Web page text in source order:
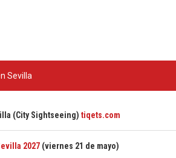
Sevilla
(City Sightseeing) tiqets.com
2027 (viernes 21 de mayo)